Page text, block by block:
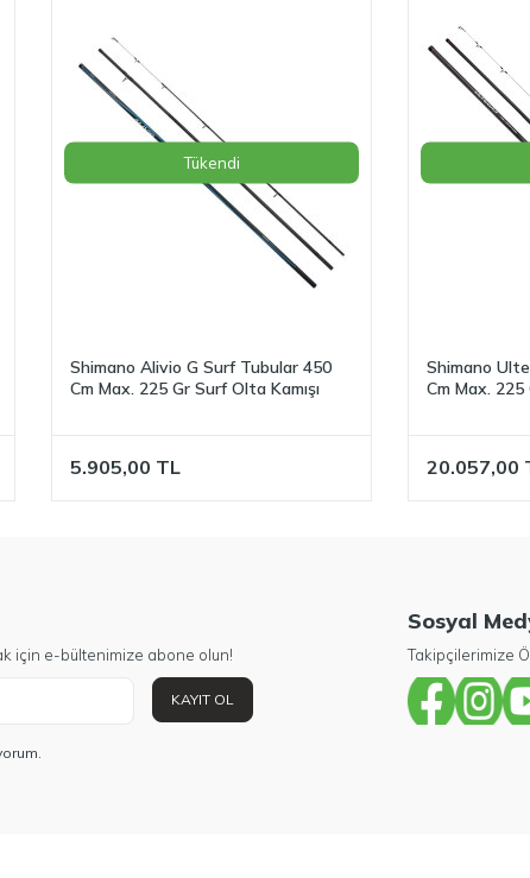
Tükendi
Shimano Alivio G Surf Tubular 450
Cm Max. 225 Gr Surf Olta Kamışı
5.905,00 TL
Shimano
Cm Max. 225
20.057,00
için e-bültenimize abone olun!
KAYIT OL
Sosyal
Takipçilerimize